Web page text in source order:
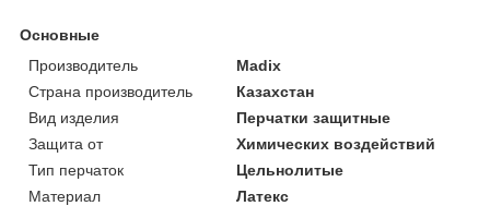
Основные
Производитель
Madix
Страна производитель
Казахстан
Вид изделия
Перчатки защитные
Защита от
Химических воздействий
Тип перчаток
Цельнолитые
Материал
Латекс